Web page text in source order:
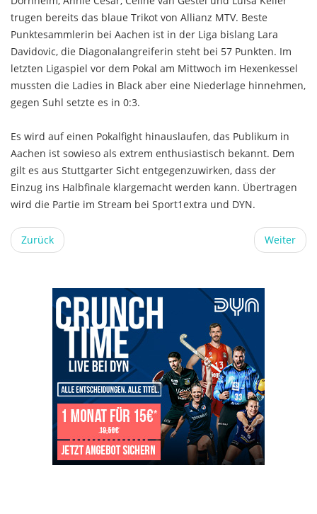
trugen bereits das blaue Trikot von Allianz MTV. Beste
Punktesammlerin bei Aachen ist in der Liga bislang Lara
Davidovic, die Diagonalangreiferin steht bei 57 Punkten. Im
letzten Ligaspiel vor dem Pokal am Mittwoch im Hexenkessel
mussten die Ladies in Black aber eine Niederlage hinnehmen,
gegen Suhl setzte es in 0:3.
Es wird auf einen Pokalfight hinauslaufen, das Publikum in
Aachen ist sowieso als extrem enthusiastisch bekannt. Dem
gilt es aus Stuttgarter Sicht entgegenzuwirken, dass der
Einzug ins Halbfinale klargemacht werden kann. Übertragen
wird die Partie im Stream bei Sport1extra und DYN.
Zurück Weiter